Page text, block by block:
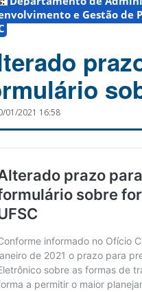
e Gestão de
01/2021 16:58